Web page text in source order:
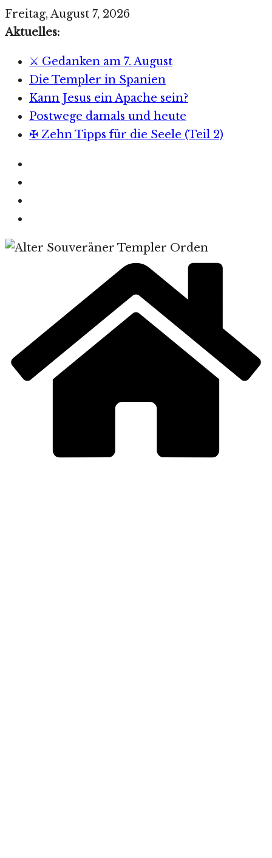
Zum
Inhalt
Freitag, August 7, 2026
Aktuelles:
⚔️ Gedanken am 7. August
Die Templer in Spanien
Kann Jesus ein Apache sein?
Postwege damals und heute
✠ Zehn Tipps für die Seele (Teil 2)